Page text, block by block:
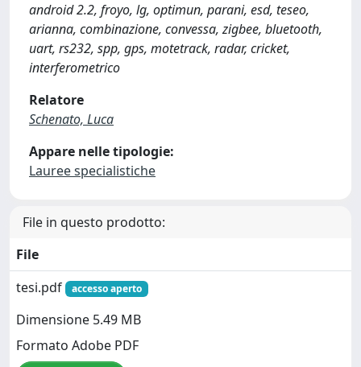
android 2.2, froyo, lg, optimun, parani, esd, teseo,
arianna, combinazione, convessa, zigbee, bluetooth,
uart, rs232, spp, gps, motetrack, radar, cricket,
interferometrico
Relatore
Schenato, Luca
Appare nelle tipologie:
Lauree specialistiche
File in questo prodotto:
File
tesi.pdf
accesso aperto
Dimensione 5.49 MB
Formato Adobe PDF